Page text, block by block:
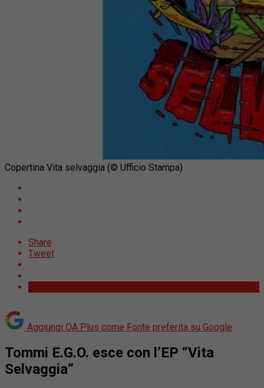
Copertina Vita selvaggia (© Ufficio Stampa)
Share
Tweet
Aggiungi OA Plus come Fonte preferita su Google
Tommi E.G.O. esce con l’EP “Vita
Selvaggia”